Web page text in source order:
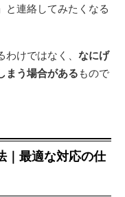
と連絡してみたくなる
けではなく、 なにげ
まう場合があるもので
｜最適な対応の仕